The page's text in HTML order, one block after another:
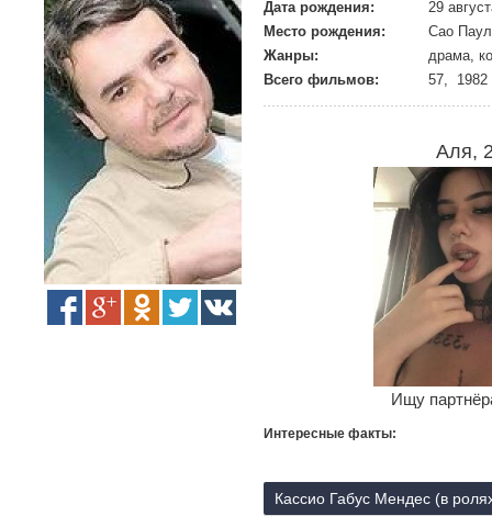
Дата рождения:
29
Место рождения:
Сао
Жанры:
драма,
Всего фильмов:
57, 1982
Аля,
Ищу
Интересные факты:
Кассио Габус Мендес (в